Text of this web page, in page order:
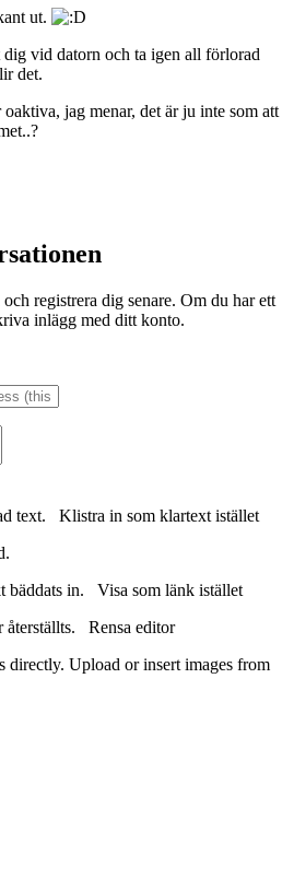
ut.
vid datorn och ta igen all förlorad
det.
jag menar, det är ju inte som att
registrera dig senare. Om du har ett
inlägg med ditt konto.
text. Klistra in som klartext istället
bäddats in. Visa som länk istället
återställts. Rensa editor
directly. Upload or insert images from